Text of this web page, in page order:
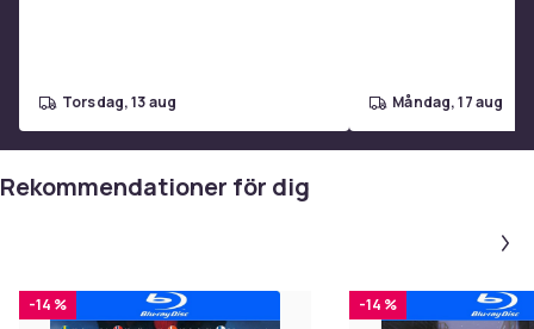
torsdag, 13 aug måndag, 17 aug
Rekommendationer för dig
-14 % -14 %